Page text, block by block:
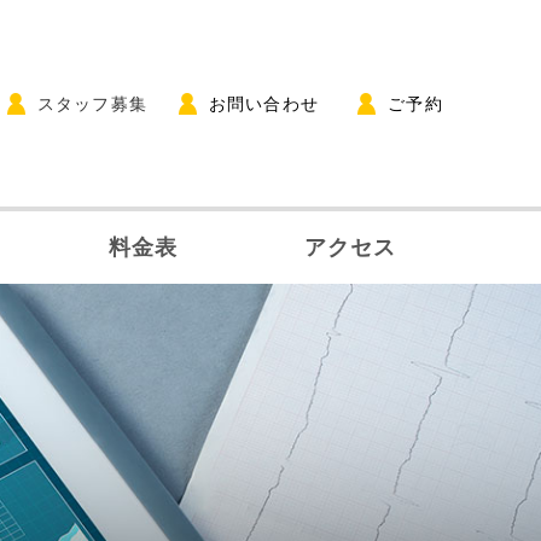
スタッフ募集 お問い合わせ ご予約
料金表 アクセス